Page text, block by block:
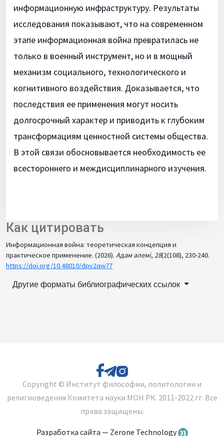
информационную инфраструктуру. Результаты
исследования показывают, что на современном
этапе информационная война превратилась не
только в военный инструмент, но и в мощный
механизм социального, технологического и
когнитивного воздействия. Доказывается, что
последствия ее применения могут носить
долгосрочный характер и приводить к глубоким
трансформациям ценностной системы общества.
В этой связи обосновывается необходимость ее
всестороннего и междисциплинарного изучения.
Как цитировать
Информационная война: теоретическая концепция и
практическое применение. (2026). Адам әлемі, 28(2(108), 230-240.
https://doi.org/10.48010/dpv2qw77
Другие форматы библиографических ссылок
Copyright © Институт философии, политологии и
религиоведения Комитета науки МОН РК. 2011-2022 гг. Все
права защищены.
Разработка сайта — Zerone Technology